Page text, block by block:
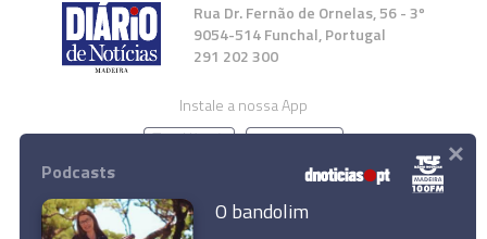
Rua Dr. Fernão de Ornelas, 56 - 3º
9054-514 Funchal, Portugal
291 202 300
Instale a nossa App
Podcasts
O bandolim
×